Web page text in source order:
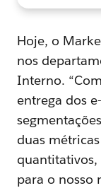
Hoje, o
nos
Interno.
entrega dos
duas
para o nosso